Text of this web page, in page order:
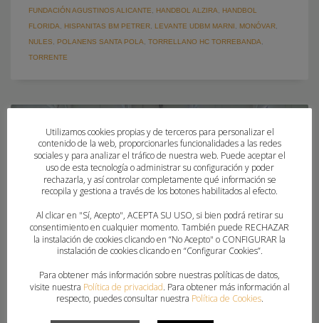
FUNDACIÓN AGUSTINOS ALICANTE
HANDBOL ALZIRA
HANDBOL
FLORIDA
HISPANITAS BM PETRER LEVANTE UDBM MARNI MONÓVAR
NULES
POLANENS SANTA POLA TORRELLANO HC TORREBANDA
TORRENTE
Utilizamos cookies propias y de terceros para personalizar el
contenido de la web, proporcionarles funcionalidades a las redes
sociales y para analizar el tráfico de nuestra web. Puede aceptar el
uso de esta tecnología o administrar su configuración y poder
rechazarla, y así controlar completamente qué información se
recopila y gestiona a través de los botones habilitados al efecto.
Al clicar en "Sí, Acepto", ACEPTA SU USO, si bien podrá retirar su
consentimiento en cualquier momento. También puede RECHAZAR
la instalación de cookies clicando en “No Acepto" o CONFIGURAR la
instalación de cookies clicando en “Configurar Cookies”.
Para obtener más información sobre nuestras políticas de datos,
visite nuestra Política de privacidad. Para obtener más información al
respecto, puedes consultar nuestra Política de Cookies.